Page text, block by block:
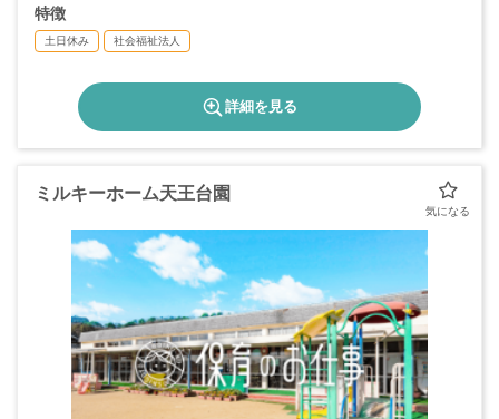
特徴
土日休み 社会福祉法人
詳細を見る
ミルキーホーム天王台園